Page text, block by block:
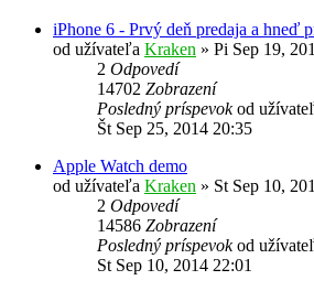
iPhone 6 - Prvý deň predaja a hneď
od užívateľa Kraken » Pi Sep 19,
2 Odpovedí
14702 Zobrazení
Posledný príspevokod
Št Sep 25, 2014 20:35
Apple Watch demo
od užívateľa Kraken » St Sep 10,
2 Odpovedí
14586 Zobrazení
Posledný príspevokod
St Sep 10, 2014 22:01